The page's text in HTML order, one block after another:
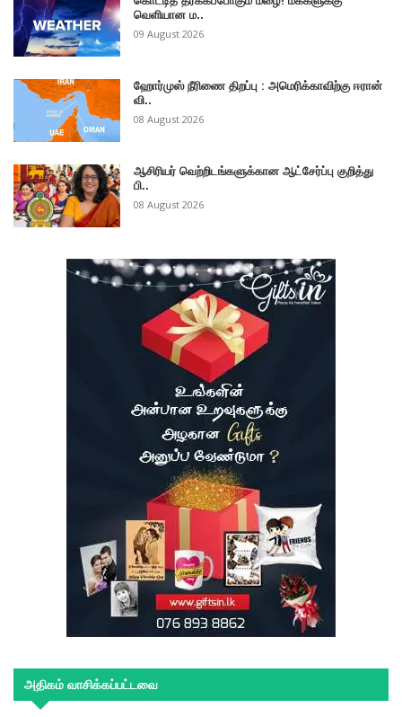
வெளியான ம..
09 August 2026
ஹோர்முஸ் நீரிணை திறப்பு : அமெரிக்காவிற்கு ஈரான்
வி..
08 August 2026
ஆசிரியர் வெற்றிடங்களுக்கான ஆட்சேர்ப்பு குறித்து
பி..
08 August 2026
அதிகம் வாசிக்கப்பட்டவை